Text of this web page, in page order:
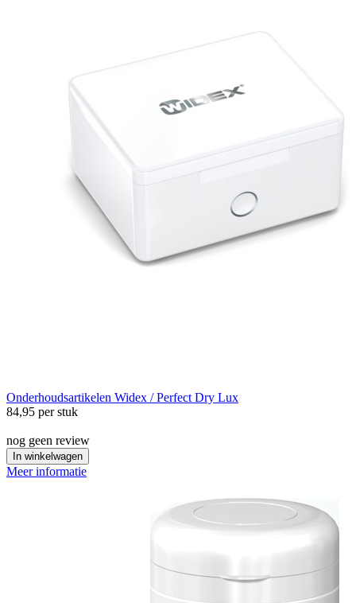
Onderhoudsartikelen Widex / Perfect Dry Lux
84,95 per stuk
nog geen review
In winkelwagen
Meer informatie